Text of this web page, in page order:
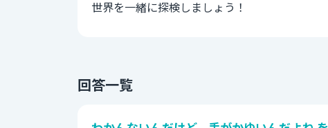
世界を一緒に探検しましょう！
回答一覧